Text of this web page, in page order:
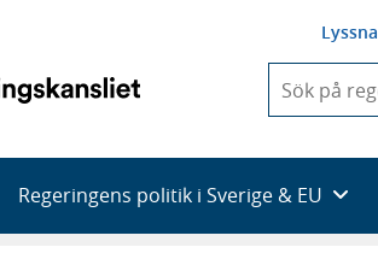
Lyssna
du
skriva
framträder
en
Regeringens politik i Sverige & EU